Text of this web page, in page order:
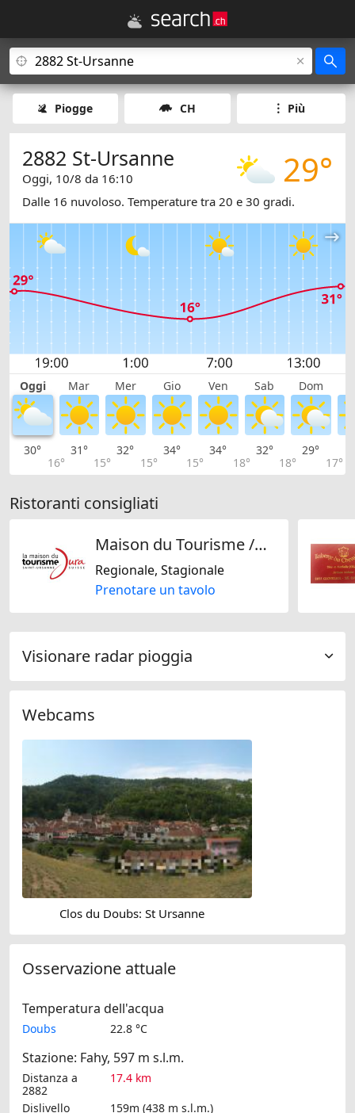
Piogge CH Più
29°
2882 St-Ursanne
Oggi, 10/8 da 16:10
Dalle 16 nuvoloso. Temperature tra 20 e 30 gradi.
Oggi Mar Mer Gio Ven Sab Dom
30°
16°
31°
15°
32°
15°
34°
15°
34°
18°
32°
18°
29°
17°
Ristoranti consigliati
Maison du Tourisme /Restaurant du Terroir
Regionale, Stagionale
Prenotare un tavolo
Visionare radar pioggia
Webcams
Clos du Doubs: St Ursanne
Osservazione attuale
Temperatura dell'acqua
Doubs 22.8 °C
Stazione: Fahy, 597 m s.l.m.
Distanza a
2882
17.4 km
Dislivello
159m (438 m s.l.m.)